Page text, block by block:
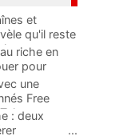
et
qu'il reste
riche en
pour
une
Free
: deux
...